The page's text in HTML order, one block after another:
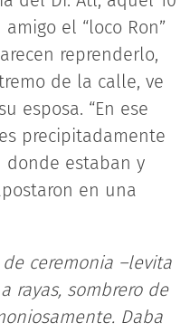
el “loco Ron”
reprenderlo,
de la calle, ve
esposa. “En ese
precipitadamente
estaban y
en una
ceremonia –levita
rayas, sombrero de
Daba